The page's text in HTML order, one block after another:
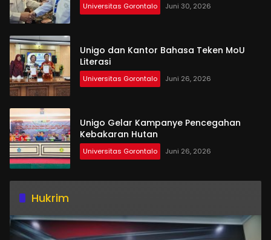
Universitas Gorontalo Juni 30, 2026
Unigo dan Kantor Bahasa Teken MoU
Literasi
Universitas Gorontalo Juni 26, 2026
Unigo Gelar Kampanye Pencegahan
Kebakaran Hutan
Universitas Gorontalo Juni 26, 2026
Hukrim